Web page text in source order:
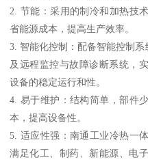
2. 节能：采用的制冷和加热技
省能源成本，提高生产效率。
3. 智能化控制：配备智能控制
及远程监控与故障诊断系统，
设备的稳定运行和性。
4. 易于维护：结构简单，部件
本，提高设备性。
5. 适应性强：南通工业冷热一
满足化工、制药、新能源、电